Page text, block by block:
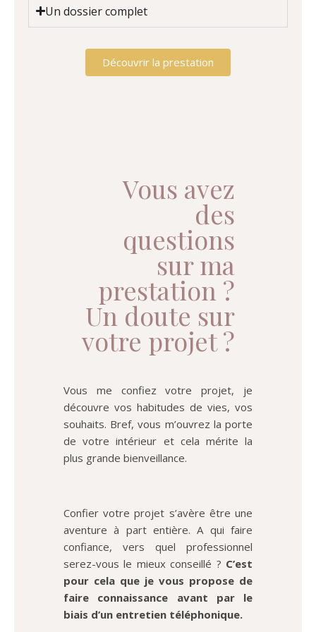
Un dossier complet
Découvrir la prestation
Vous avez
des
questions
sur ma
prestation ?
Un doute sur
votre projet ?
Vous me confiez votre projet, je
découvre vos habitudes de vies, vos
souhaits. Bref, vous m’ouvrez la porte
de votre intérieur et cela mérite la
plus grande bienveillance.
Confier votre projet s’avère être une
aventure à part entière. A qui faire
confiance, vers quel professionnel
serez-vous le mieux conseillé ? C’est
pour cela que je vous propose de
faire connaissance avant par le
biais d’un entretien téléphonique.